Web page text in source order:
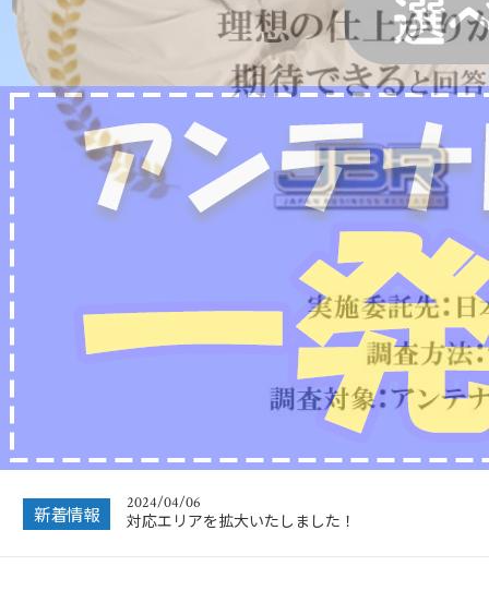
新着情報
フリーボイス（0120番号）への発信につきまし
年末年始休業のお知らせ
対応エリアを拡大いたしました！
2023/12/27
年末年始営業のお知らせ